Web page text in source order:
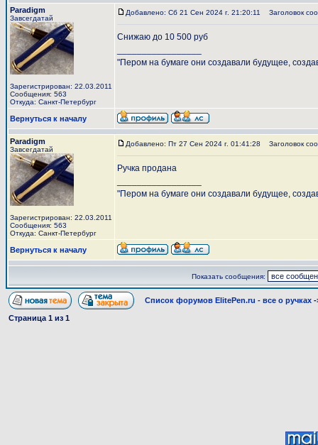
Paradigm
Завсегдатай
Зарегистрирован: 22.03.2011
Сообщения: 563
Откуда: Санкт-Петербург
Добавлено: Сб 21 Сен 2024 г. 21:20:11 Заголовок
Снижаю до 10 500 руб
"Пером на бумаге они создавали будущее,
Вернуться к началу
Paradigm
Завсегдатай
Зарегистрирован: 22.03.2011
Сообщения: 563
Откуда: Санкт-Петербург
Добавлено: Пт 27 Сен 2024 г. 01:41:28 Заголовок
Ручка продана
"Пером на бумаге они создавали будущее,
Вернуться к началу
Показать сообщения:
Список форумов ElitePen.ru - все о ручках
Страница 1 из 1